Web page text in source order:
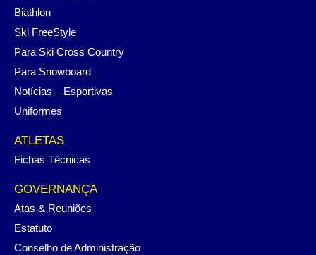
Biathlon
Ski FreeStyle
Para Ski Cross Country
Para Snowboard
Notícias – Esportivas
Uniformes
ATLETAS
Fichas Técnicas
GOVERNANÇA
Atas & Reuniões
Estatuto
Conselho de Administração